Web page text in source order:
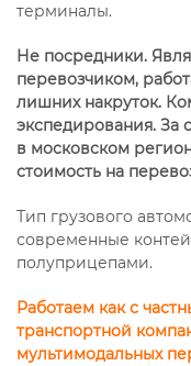
терминалы.
Не посредники.
перевозчиком,
лишних накруток.
экспедирования. За
в московском
стоимость на
Тип грузового
современные
полуприцепами.
Работаем как с
транспортной
мультимодальных